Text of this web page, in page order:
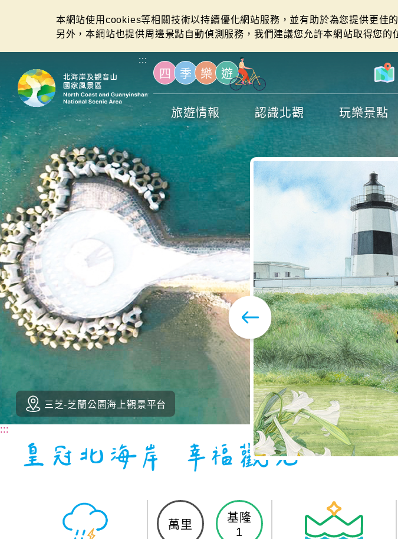
本網站使用cookies等相關技術以持續優化網站服務，並有助於為您提供更佳
另外，本網站也提供周邊景點自動偵測服務，我們建議您允許本網站取得您的
:::
四 季 樂 遊
旅遊情報 認識北觀 玩樂景點
三芝-芝蘭公園海上觀景平台
:::
萬里
基隆
1